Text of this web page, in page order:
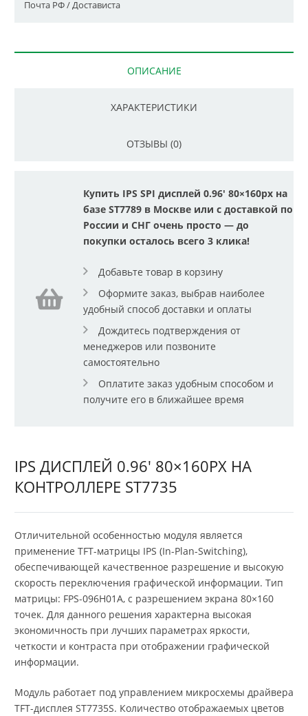
Почта РФ / Достависта
ОПИСАНИЕ
ХАРАКТЕРИСТИКИ
ОТЗЫВЫ (0)
Купить IPS SPI дисплей 0.96' 80×160px на
базе ST7789 в Москве или с доставкой по
России и СНГ очень просто — до
покупки осталось всего 3 клика!
Добавьте товар в корзину
Оформите заказ, выбрав наиболее
удобный способ доставки и оплаты
Дождитесь подтверждения от
менеджеров или позвоните
самостоятельно
Оплатите заказ удобным способом и
получите его в ближайшее время
IPS ДИСПЛЕЙ 0.96' 80×160PX НА
КОНТРОЛЛЕРЕ ST7735
Отличительной особенностью модуля является
применение TFT-матрицы IPS (In-Plan-Switching),
обеспечивающей качественное разрешение и высокую
скорость переключения графической информации. Тип
матрицы: FPS-096H01A, с разрешением экрана 80×160
точек. Для данного решения характерна высокая
экономичность при лучших параметрах яркости,
четкости и контраста при отображении графической
информации.
Модуль работает под управлением микросхемы драйвера
TFT-дисплея ST7735S. Количество отображаемых цветов